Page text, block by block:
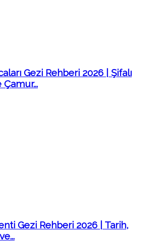
Gezi Rehberi 2026 | Şifalı
Gezi Rehberi 2026 | Tarih,